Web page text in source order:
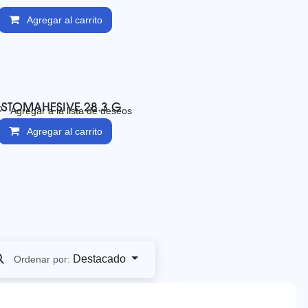
Agregar al carrito
28.3 G
Agregar al carrito
Agregar a la lista de deseos
Ordenar por: Destacado